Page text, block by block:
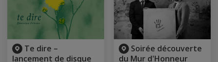
Te dire –
lancement de disque
Soirée découverte
du Mur d'Honneur